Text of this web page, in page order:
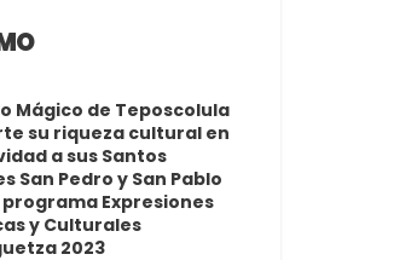
Mágico de Teposcolula
su riqueza cultural en
a sus Santos
San Pedro y San Pablo
Expresiones
y Culturales
2023